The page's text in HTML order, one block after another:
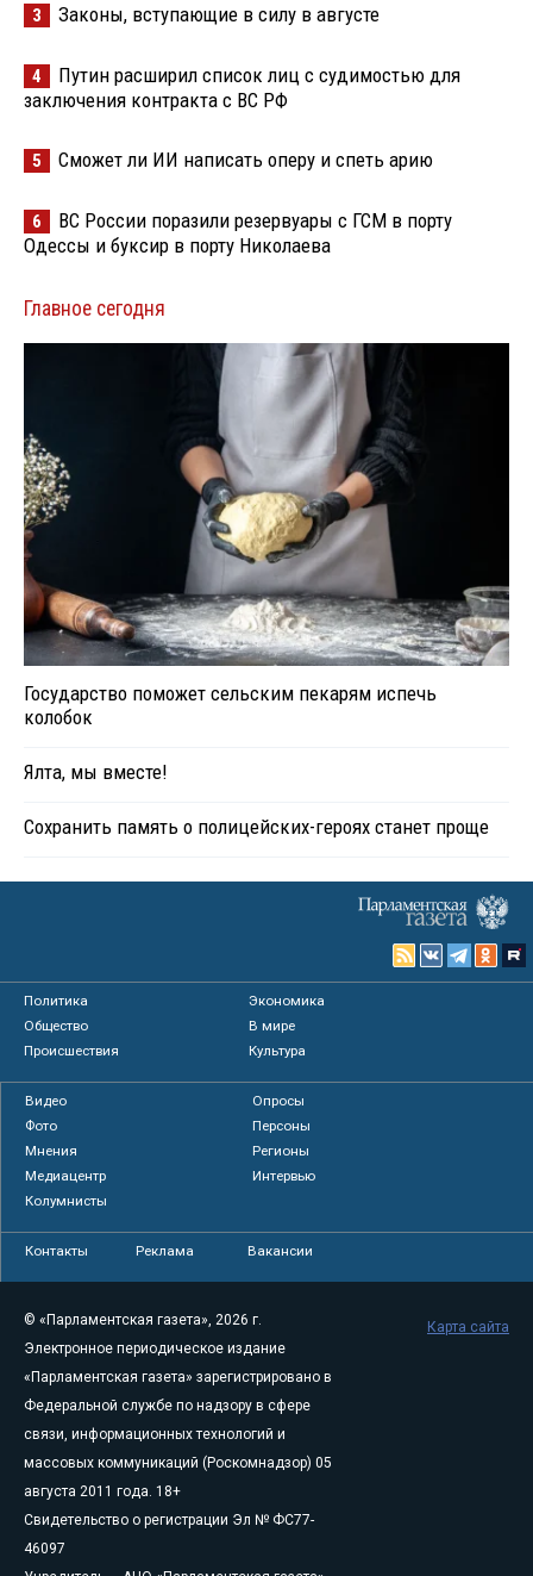
3 Законы, вступающие в силу в августе
4
Путин расширил список лиц с судимостью для
заключения контракта с ВС РФ
5 Сможет ли ИИ написать оперу и спеть арию
6
ВС России поразили резервуары с ГСМ в порту
Одессы и буксир в порту Николаева
Главное сегодня
Государство поможет сельским пекарям испечь
колобок
Ялта, мы вместе!
Сохранить память о полицейских-героях станет проще
Политика
Экономика
Общество
В мире
Происшествия
Культура
Видео
Опросы
Фото
Персоны
Мнения
Регионы
Медиацентр
Интервью
Колумнисты
Контакты Реклама Вакансии
© «Парламентская газета», 2026 г.
Электронное периодическое издание
«Парламентская газета» зарегистрировано в
Федеральной службе по надзору в сфере
связи, информационных технологий и
массовых коммуникаций (Роскомнадзор) 05
августа 2011 года. 18+
Свидетельство о регистрации Эл № ФС77-
46097
Карта сайта